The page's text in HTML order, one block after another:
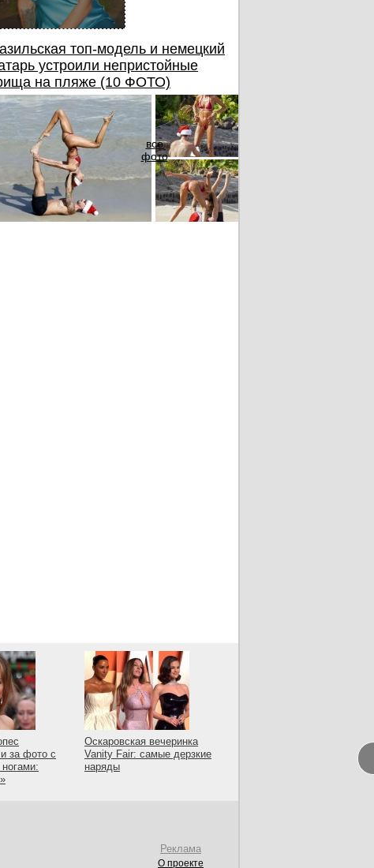
топ-модель и немецкий
устроили непристойные
на пляже (10 ФОТО)
все
фото
за фото с
Оскаровская вечеринка
Vanity Fair: самые дерзкие
наряды
Реклама
О проекте